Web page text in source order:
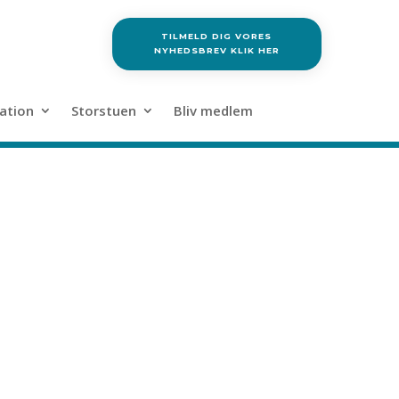
TILMELD DIG VORES
NYHEDSBREV KLIK HER
Storstuen Bliv medlem